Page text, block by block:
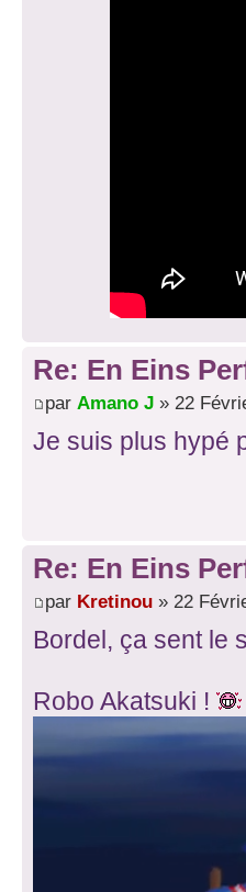
Re: En Eins
par Amano J » 22
Je suis plus hypé
Re: En Eins
par Kretinou » 22
Bordel, ça sent le
Robo Akatsuki !